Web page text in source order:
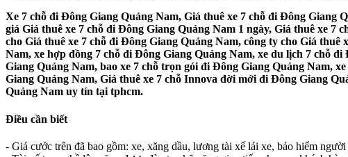
Xe 7 chỗ đi Đông Giang Quảng Nam, Giá thuê xe 7 chỗ đi Đông Giang
giá Giá thuê xe 7 chỗ đi Đông Giang Quảng Nam 1 ngày, Giá thuê xe
cho Giá thuê xe 7 chỗ đi Đông Giang Quảng Nam, công ty cho Giá
Nam, xe hợp đồng 7 chỗ đi Đông Giang Quảng Nam, xe du lịch 7 chỗ
Giang Quảng Nam, bao xe 7 chỗ trọn gói đi Đông Giang Quảng Nam,
Giang Quảng Nam, Giá thuê xe 7 chỗ Innova đời mới đi Đông Giang
Quảng Nam uy tín tại tphcm.
Điều cần biết
- Giá cước trên đã bao gồm: xe, xăng dầu, lương tài xế lái xe, bảo hiểm